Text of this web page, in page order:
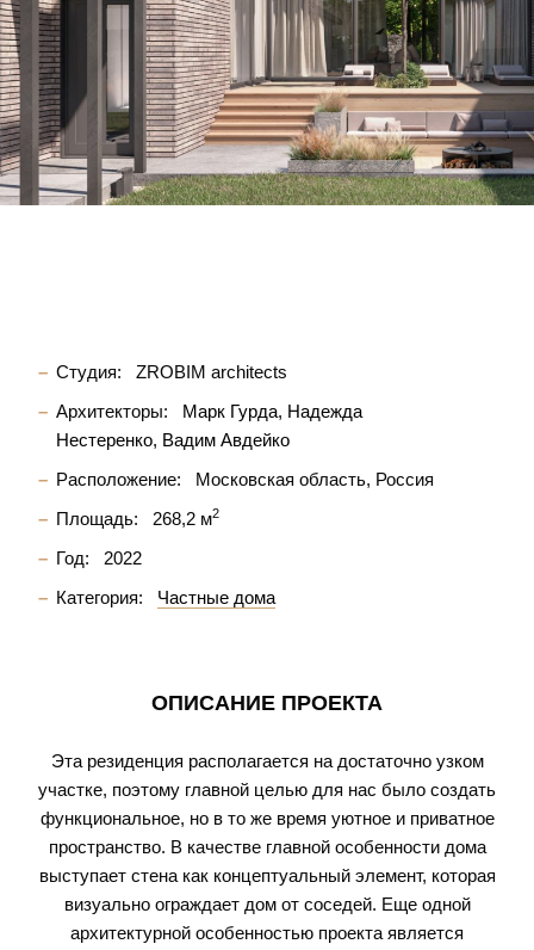
Студия:
ZROBIM architects
Архитекторы:
Марк Гурда Надежда
Нестеренко Вадим Авдейко
Расположение:
Московская область, Россия
Площадь:
268,2 м2
Год:
2022
Категория:
Частные дома
ОПИСАНИЕ ПРОЕКТА
Эта резиденция располагается на достаточно узком
участке, поэтому главной целью для нас было создать
функциональное, но в то же время уютное и приватное
пространство. В качестве главной особенности дома
выступает стена как концептуальный элемент, которая
визуально ограждает дом от соседей. Еще одной
архитектурной особенностью проекта является